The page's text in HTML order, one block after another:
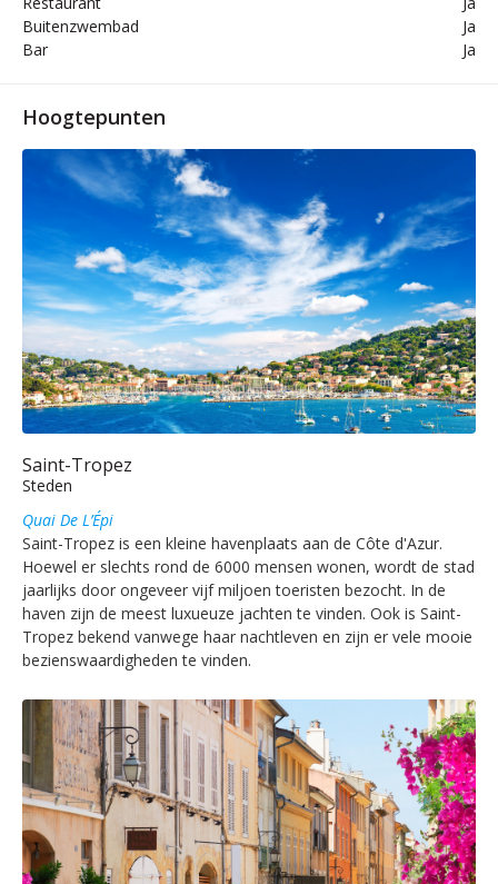
Buitenzwembad
Ja
Bar
Ja
Hoogtepunten
Saint-Tropez
Steden
Quai De L’Épi
Saint-Tropez is een kleine havenplaats aan de Côte d'Azur.
Hoewel er slechts rond de 6000 mensen wonen, wordt de stad
jaarlijks door ongeveer vijf miljoen toeristen bezocht. In de
haven zijn de meest luxueuze jachten te vinden. Ook is Saint-
Tropez bekend vanwege haar nachtleven en zijn er vele mooie
bezienswaardigheden te vinden.